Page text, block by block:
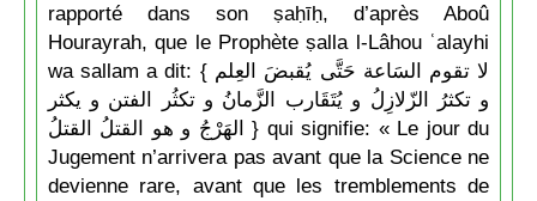
rapporté dans son ṣaḥīḥ, d’après Aboû
Hourayrah, que le Prophète ṣalla l-Lâhou ʿalayhi
wa sallam a dit: { لا تقوم السَاعة حَتَّى يُقبضَ العِلم
و تكثرُ الزّلازِلُ و يُتَقَارب الزَّمانُ و تكثُر الفتن و يكثر
الهَرْجُ و هو القتلُ القتلُ } qui signifie: « Le jour du
Jugement n’arrivera pas avant que la Science ne
devienne rare, avant que les tremblements de